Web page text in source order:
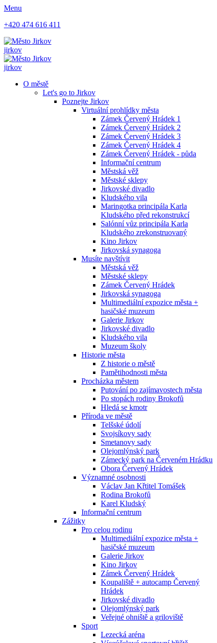
Menu
+420 474 616 411
jirkov
jirkov
O městě
Let's go to Jirkov
Poznejte Jirkov
Virtuální prohlídky města
Zámek Červený Hrádek 1
Zámek Červený Hrádek 2
Zámek Červený Hrádek 3
Zámek Červený Hrádek 4
Zámek Červený Hrádek - půda
Informační centrum
Městská věž
Městské sklepy
Jirkovské divadlo
Kludského vila
Maringotka principála Karla
Kludského před rekonstrukcí
Salónní vůz principála Karla
Kludského zrekonstruovaný
Kino Jirkov
Jirkovská synagoga
Musíte navštívit
Městská věž
Městské sklepy
Zámek Červený Hrádek
Jirkovská synagoga
Multimediální expozice města +
hasičské muzeum
Galerie Jirkov
Jirkovské divadlo
Kludského vila
Muzeum školy
Historie města
Z historie o městě
Pamětihodnosti města
Procházka městem
Putování po zajímavostech města
Po stopách rodiny Brokofů
Hledá se kmotr
Příroda ve městě
Telšské údolí
Svojsíkovy sady
Smetanovy sady
Olejomlýnský park
Zámecký park na Červeném Hrádku
Obora Červený Hrádek
Významné osobnosti
Václav Jan Křtitel Tomášek
Rodina Brokofů
Karel Kludský
Informační centrum
Zážitky
Pro celou rodinu
Multimediální expozice města +
hasičské muzeum
Galerie Jirkov
Kino Jirkov
Zámek Červený Hrádek
Koupaliště + autocamp Červený
Hrádek
Jirkovské divadlo
Olejomlýnský park
Veřejné ohniště a griloviště
Sport
Lezecká aréna